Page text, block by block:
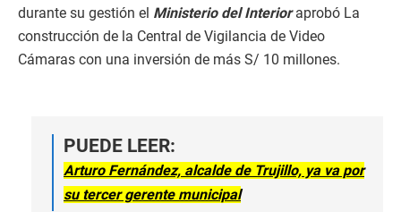
durante su gestión el Ministerio del Interioraprobó La
construcción de la Central de Vigilancia de Video
Cámaras con una inversión de más S/ 10 millones.
PUEDE LEER:
Arturo Fernández, alcalde de Trujillo, ya va por
su tercer gerente municipal